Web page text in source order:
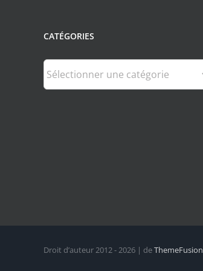
CATÉGORIES
Catégories
Droit d’auteur 2012 - 2026 | deThemeFusion